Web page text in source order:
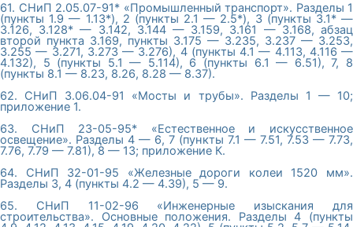
61. СНиП 2.05.07-91* «Промышленный транспорт». Разделы 1
(пункты 1.9 — 1.13*), 2 (пункты 2.1 — 2.5*), 3 (пункты 3.1* —
3.126, 3.128* — 3.142, 3.144 — 3.159, 3.161 — 3.168, абзац
второй пункта 3.169, пункты 3.175 — 3.235, 3.237 — 3.253,
3.255 — 3.271, 3.273 — 3.276), 4 (пункты 4.1 — 4.113, 4.116 —
4.132), 5 (пункты 5.1 — 5.114), 6 (пункты 6.1 — 6.51), 7, 8
(пункты 8.1 — 8.23, 8.26, 8.28 — 8.37).
62. СНиП 3.06.04-91 «Мосты и трубы». Разделы 1 — 10;
приложение 1.
63. СНиП 23-05-95* «Естественное и искусственное
освещение». Разделы 4 — 6, 7 (пункты 7.1 — 7.51, 7.53 — 7.73,
7.76, 7.79 — 7.81), 8 — 13; приложение К.
64. СНиП 32-01-95 «Железные дороги колеи 1520 мм».
Разделы 3, 4 (пункты 4.2 — 4.39), 5 — 9.
65. СНиП 11-02-96 «Инженерные изыскания для
строительства». Основные положения. Разделы 4 (пункты